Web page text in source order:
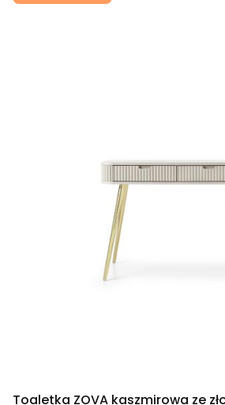
Toaletka ZOVA kaszmirowa ze